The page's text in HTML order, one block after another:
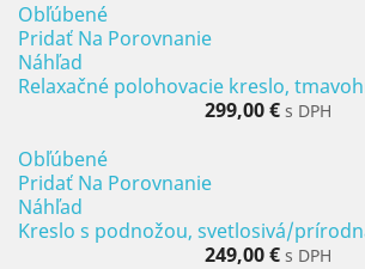
Obľúbené
Pridať Na Porovnanie
Náhľad
Relaxačné polohovacie kreslo,
299,00 € s DPH
Obľúbené
Pridať Na Porovnanie
Náhľad
Kreslo s podnožou, svetlosivá/
249,00 € s DPH